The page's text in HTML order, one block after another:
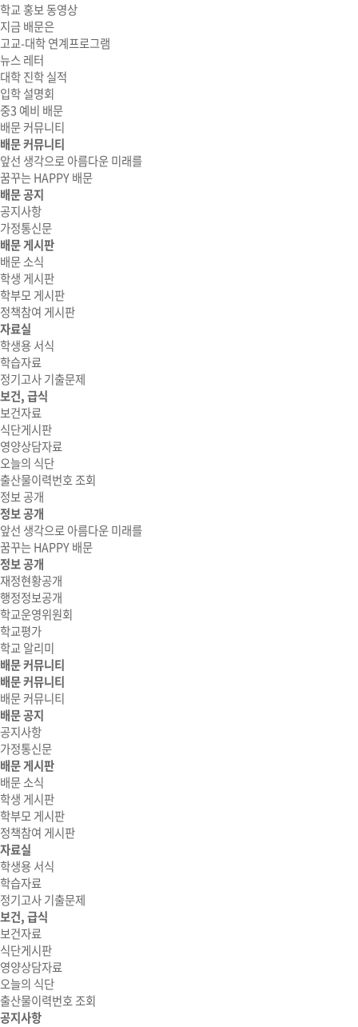
학교 홍보 동영상
지금 배문은
고교-대학 연계프로그램
뉴스 레터
대학 진학 실적
입학 설명회
중3 예비 배문
배문 커뮤니티
배문 커뮤니티
앞선 생각으로 아름다운 미래를
꿈꾸는 HAPPY 배문
배문 공지
공지사항
가정통신문
배문 게시판
배문 소식
학생 게시판
학부모 게시판
정책참여 게시판
자료실
학생용 서식
학습자료
정기고사 기출문제
보건, 급식
보건자료
식단게시판
영양상담자료
오늘의 식단
출산물이력번호 조회
정보 공개
정보 공개
앞선 생각으로 아름다운 미래를
꿈꾸는 HAPPY 배문
정보 공개
재정현황공개
행정정보공개
학교운영위원회
학교평가
학교 알리미
배문 커뮤니티
배문 커뮤니티
배문 커뮤니티
배문 공지
공지사항
가정통신문
배문 게시판
배문 소식
학생 게시판
학부모 게시판
정책참여 게시판
자료실
학생용 서식
학습자료
정기고사 기출문제
보건, 급식
보건자료
식단게시판
영양상담자료
오늘의 식단
출산물이력번호 조회
공지사항